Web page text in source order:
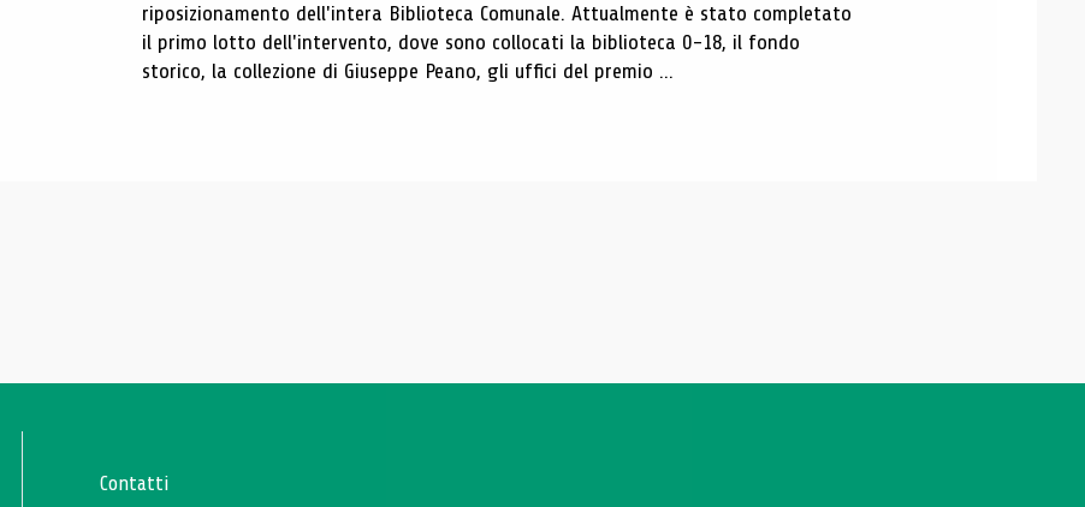
riposizionamento dell'intera Biblioteca Comunale. Attualmente è stato completato
il primo lotto dell'intervento, dove sono collocati la biblioteca 0-18, il fondo
storico, la collezione di Giuseppe Peano, gli uffici del premio ...
Contatti